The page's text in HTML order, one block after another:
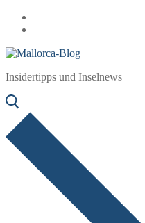
Zum
Inhalt
Menü
Schließen
Insidertipps und Inselnews